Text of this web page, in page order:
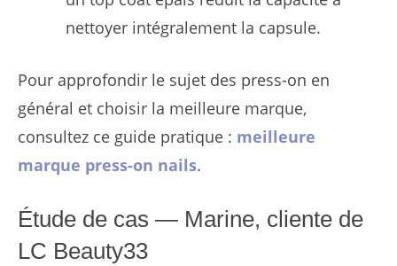
nettoyer intégralement la capsule.
Pour approfondir le sujet des press-on en
général et choisir la meilleure marque,
consultez ce guide pratique : meilleure
marque press-on nails.
Étude de cas — Marine, cliente de
LC Beauty33